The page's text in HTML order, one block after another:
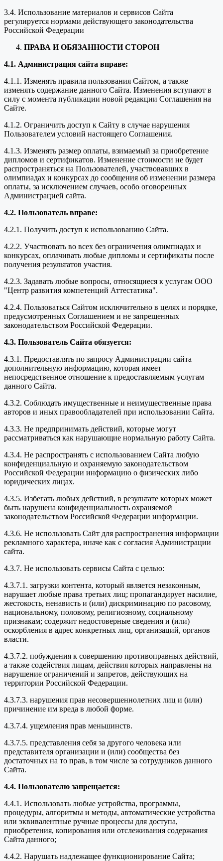
3.4. Использование материалов и сервисов Сайта
регулируется нормами действующего законодательства
Российской Федерации
ПРАВА И ОБЯЗАННОСТИ СТОРОН
4.1. Администрация сайта вправе:
4.1.1. Изменять правила пользования Сайтом, а также
изменять содержание данного Сайта. Изменения вступают в
силу с момента публикации новой редакции Соглашения на
Сайте.
4.1.2. Ограничить доступ к Сайту в случае нарушения
Пользователем условий настоящего Соглашения.
4.1.3. Изменять размер оплаты, взимаемый за приобретение
дипломов и сертификатов. Изменение стоимости не будет
распространяться на Пользователей, участвовавших в
олимпиадах и конкурсах до сообщения об изменении размера
оплаты, за исключением случаев, особо оговоренных
Администрацией сайта.
4.2. Пользователь вправе:
4.2.1. Получить доступ к использованию Сайта.
4.2.2. Участвовать во всех без ограничения олимпиадах и
конкурсах, оплачивать любые дипломы и сертификаты после
получения результатов участия.
4.2.3. Задавать любые вопросы, относящиеся к услугам ООО
"Центр развития компетенций Аттестатика".
4.2.4. Пользоваться Сайтом исключительно в целях и порядке,
предусмотренных Соглашением и не запрещенных
законодательством Российской Федерации.
4.3. Пользователь Сайта обязуется:
4.3.1. Предоставлять по запросу Администрации сайта
дополнительную информацию, которая имеет
непосредственное отношение к предоставляемым услугам
данного Сайта.
4.3.2. Соблюдать имущественные и неимущественные права
авторов и иных правообладателей при использовании Сайта.
4.3.3. Не предпринимать действий, которые могут
рассматриваться как нарушающие нормальную работу Сайта.
4.3.4. Не распространять с использованием Сайта любую
конфиденциальную и охраняемую законодательством
Российской Федерации информацию о физических либо
юридических лицах.
4.3.5. Избегать любых действий, в результате которых может
быть нарушена конфиденциальность охраняемой
законодательством Российской Федерации информации.
4.3.6. Не использовать Сайт для распространения информации
рекламного характера, иначе как с согласия Администрации
сайта.
4.3.7. Не использовать сервисы Сайта с целью:
4.3.7.1. загрузки контента, который является незаконным,
нарушает любые права третьих лиц; пропагандирует насилие,
жестокость, ненависть и (или) дискриминацию по расовому,
национальному, половому, религиозному, социальному
признакам; содержит недостоверные сведения и (или)
оскорбления в адрес конкретных лиц, организаций, органов
власти.
4.3.7.2. побуждения к совершению противоправных действий,
а также содействия лицам, действия которых направлены на
нарушение ограничений и запретов, действующих на
территории Российской Федерации.
4.3.7.3. нарушения прав несовершеннолетних лиц и (или)
причинение им вреда в любой форме.
4.3.7.4. ущемления прав меньшинств.
4.3.7.5. представления себя за другого человека или
представителя организации и (или) сообщества без
достаточных на то прав, в том числе за сотрудников данного
Сайта.
4.4. Пользователю запрещается:
4.4.1. Использовать любые устройства, программы,
процедуры, алгоритмы и методы, автоматические устройства
или эквивалентные ручные процессы для доступа,
приобретения, копирования или отслеживания содержания
Сайта данного;
4.4.2. Нарушать надлежащее функционирование Сайта;